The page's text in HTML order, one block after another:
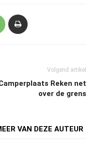
Volgend artikel
Reken net
over de grens
VAN DEZE AUTEUR